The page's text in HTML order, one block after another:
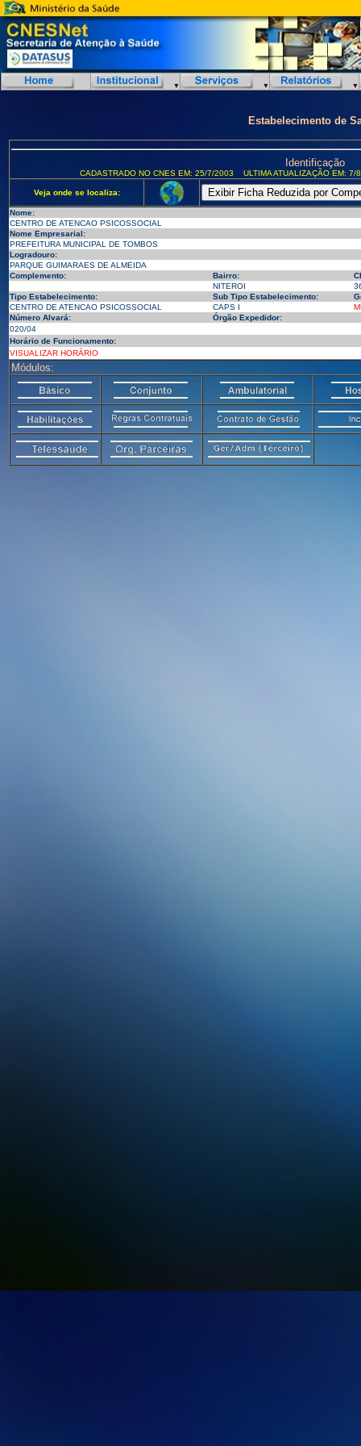
Estabelecimento de
Identificação
CADASTRADO NO CNES EM: 25/7/2003 ULTIMA ATUALIZAÇÃO EM:
Veja onde se localiza:
Nome:
CENTRO DE ATENCAO PSICOSSOCIAL
Nome Empresarial:
PREFEITURA MUNICIPAL DE TOMBOS
Logradouro:
PARQUE GUIMARAES DE ALMEIDA
Complemento:
Bairro:
NITEROI
Tipo Estabelecimento:
Sub Tipo Estabelecimento:
CENTRO DE ATENCAO PSICOSSOCIAL
CAPS I
Número Alvará:
Órgão Expedidor:
020/04
Horário de Funcionamento:
VISUALIZAR HORÁRIO
Módulos: